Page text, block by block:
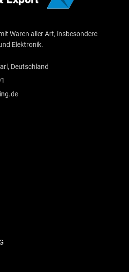
Waren aller Art, insbesondere
Elektronik.
Deutschland